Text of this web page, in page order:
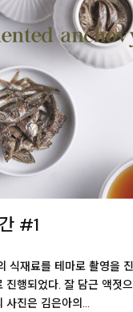
#1
식재료를 테마로 촬영을
진행되었다. 잘 담근 액젓
사진은 김은아의…